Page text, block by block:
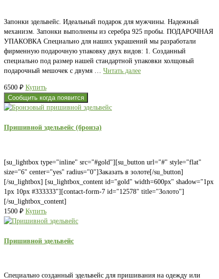
Запонки эдельвейс. Идеальный подарок для мужчины. Надежный
механизм. Запонки выполнены из серебра 925 пробы. ПОДАРОЧНАЯ
УПАКОВКА Специально для наших украшений мы разработали
фирменную подарочную упаковку двух видов: 1. Созданный
специально под размер нашей стандартной упаковки холщовый
подарочный мешочек с двумя … Читать далее
6500 ₽ Купить
Сообщить когда появится
Пришивной эдельвейс (бронза)
[su_lightbox type="inline" src="#gold"][su_button url="#" style="flat"
size="6" center="yes" radius="0"]Заказать в золоте[/su_button]
[/su_lightbox] [su_lightbox_content id="gold" width=600px" shadow="1px
1px 10px #333333"][contact-form-7 id="12578" title="Золото"]
[/su_lightbox_content]
1500 ₽ Купить
Пришивной эдельвейс
Специально созданный эдельвейс для пришивания на одежду или